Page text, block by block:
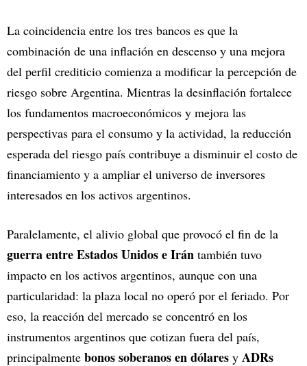
La coincidencia entre los tres bancos es que la
combinación de una inflación en descenso y una mejora
del perfil crediticio comienza a modificar la percepción de
riesgo sobre Argentina. Mientras la desinflación fortalece
los fundamentos macroeconómicos y mejora las
perspectivas para el consumo y la actividad, la reducción
esperada del riesgo país contribuye a disminuir el costo de
financiamiento y a ampliar el universo de inversores
interesados en los activos argentinos.
Paralelamente, el alivio global que provocó el fin de la
guerra entre Estados Unidos e Irán también tuvo
impacto en los activos argentinos, aunque con una
particularidad: la plaza local no operó por el feriado. Por
eso, la reacción del mercado se concentró en los
instrumentos argentinos que cotizan fuera del país,
principalmente bonos soberanos en dólares y ADRs